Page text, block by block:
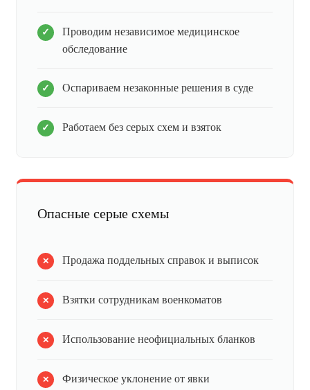
Проводим независимое медицинское
обследование
Оспариваем незаконные решения в суде
Работаем без серых схем и взяток
Опасные серые схемы
Продажа поддельных справок и выписок
Взятки сотрудникам военкоматов
Использование неофициальных бланков
Физическое уклонение от явки